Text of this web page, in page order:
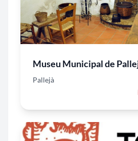
Museu Municipal de
Pallejà